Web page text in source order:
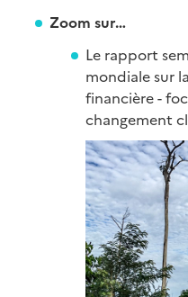
Zoom sur…
Le rapport
mondiale sur
financière -
changement